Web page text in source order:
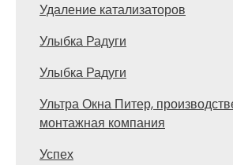
Удаление катализаторов
Улыбка Радуги
Улыбка Радуги
Ультра Окна Питер,
монтажная компания
Успех